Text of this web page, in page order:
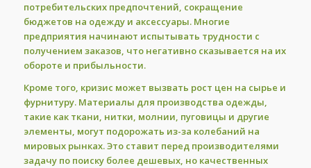
потребительских предпочтений, сокращение
бюджетов на одежду и аксессуары. Многие
предприятия начинают испытывать трудности с
получением заказов, что негативно сказывается на их
обороте и прибыльности.
Кроме того, кризис может вызвать рост цен на сырье и
фурнитуру. Материалы для производства одежды,
такие как ткани, нитки, молнии, пуговицы и другие
элементы, могут подорожать из-за колебаний на
мировых рынках. Это ставит перед производителями
задачу по поиску более дешевых, но качественных